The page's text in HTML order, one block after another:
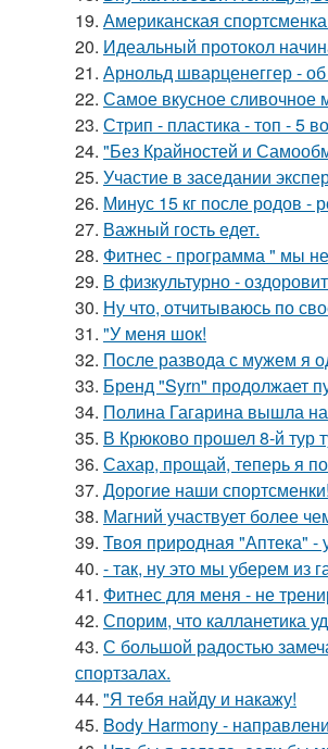
19. Американская
20. Идеальный протокол
21. Арнольд шварценеггер -
22. Самое вкусное
23. Стрип - пластика - топ - 5
24. "Без Крайностей и
25. Участие в заседании
26. Минус 15 кг после родов -
27. Важный гость едет.
28. Фитнес - программа " мы
29. В физкультурно -
30. Ну что, отчитываюсь по
31. "У меня шок!
32. После развода с мужем я
33. Бренд "Syrn" продолжает
34. Полина Гагарина вышла
35. В Крюково прошел 8-й тур
36. Сахар, прощай, теперь я
37. Дорогие наши спортсменки!
38. Магний участвует более
39. Твоя природная "Аптека" -
40. - так, ну это мы уберем из
41. Фитнес для меня - не
42. Спорим, что калланетика
43. С большой радостью
спортзалах.
44. "Я тебя найду и накажу!
45. Body Harmony -